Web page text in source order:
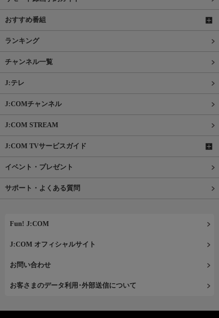
おすすめ番組
ランキング
チャンネル一覧
J:テレ
J:COMチャンネル
J:COM STREAM
J:COM TVサービスガイド
イベント・プレゼント
サポート・よくある質問
Fun! J:COM
J:COM オフィシャルサイト
お問い合わせ
お客さまのデータ利用･外部送信について